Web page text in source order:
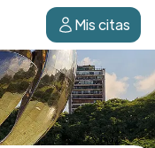
Mis citas